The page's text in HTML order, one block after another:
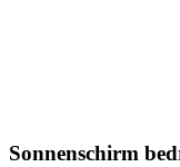
Sonnenschirm